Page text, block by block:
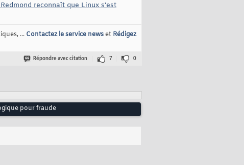
reconnaît que Linux s'est
... Contactez le service newset Rédigez
Répondre avec citation 7 0
pour fraude